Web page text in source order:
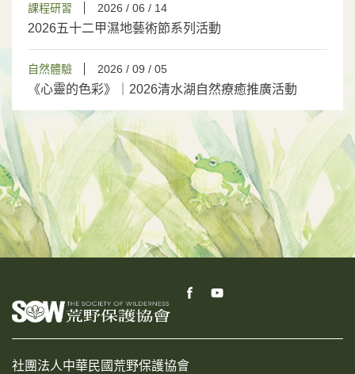
課程研習 2026 / 06 / 14
2026五十二甲濕地藝術節系列活動
自然體驗 2026 / 09 / 05
《心靈的色彩》｜2026清水湖自然療癒推廣活動
社團法人中華民國荒野保護協會